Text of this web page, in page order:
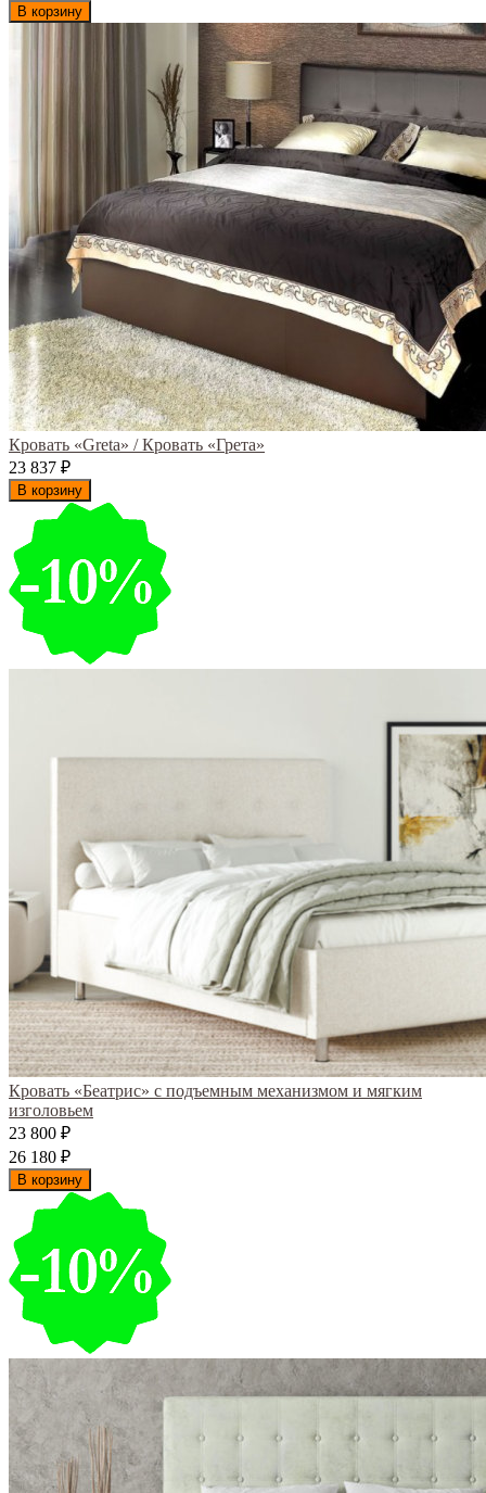
В корзину
Кровать «Greta» / Кровать «Грета»
23 837 ₽
В корзину
Кровать «Беатрис» с подъемным механизмом и мягким
изголовьем
23 800 ₽
26 180 ₽
В корзину